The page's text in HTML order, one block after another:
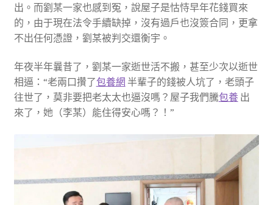
出。而劉某一家也感到冤，說屋子是怙恃早年花錢買來
的，由于現在法令手續缺掉，沒有過戶也沒簽合同，更拿
不出任何憑證，劉某被判交還衡宇。
年夜半年曩昔了，劉某一家逝世活不搬，甚至少次以逝世
相逼：“老兩口攢了包養網 半輩子的錢被人坑了，老頭子
往世了，莫非要把老太太也逼沒嗎？屋子我們騰包養出
來了，她（李某）能住得安心嗎？！”